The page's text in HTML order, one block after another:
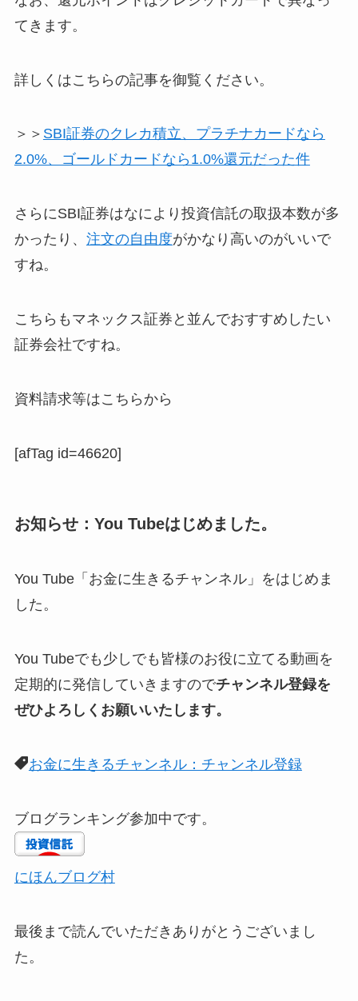
てきます。
詳しくはこちらの記事を御覧ください。
＞＞ SBI証券のクレカ積立、プラチナカードなら
2.0%、ゴールドカードなら1.0%還元だった件
さらにSBI証券はなにより投資信託の取扱本数が多
かったり、 注文の自由度がかなり高いのがいいで
すね。
こちらもマネックス証券と並んでおすすめしたい
証券会社ですね。
資料請求等はこちらから
[afTag id=46620]
お知らせ：You Tubeはじめました。
You Tube「お金に生きるチャンネル」をはじめま
した。
You Tubeでも少しでも皆様のお役に立てる動画を
定期的に発信していきますのでチャンネル登録を
ぜひよろしくお願いいたします。
お金に生きるチャンネル：チャンネル登録
ブログランキング参加中です。
にほんブログ村
最後まで読んでいただきありがとうございまし
た。